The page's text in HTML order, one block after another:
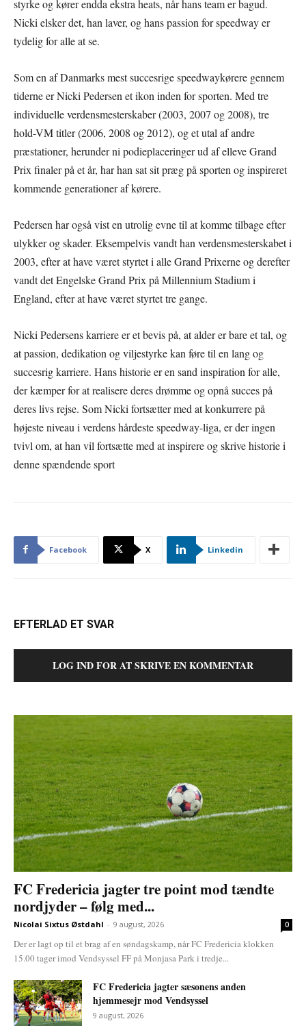
styrke og kører endda ekstra heats, når hans team er bagud.
Nicki elsker det, han laver, og hans passion for speedway er
tydelig for alle at se.
Som en af Danmarks mest succesrige speedwaykørere gennem
tiderne er Nicki Pedersen et ikon inden for sporten. Med tre
individuelle verdensmesterskaber (2003, 2007 og 2008), tre
hold-VM titler (2006, 2008 og 2012), og et utal af andre
præstationer, herunder ni podieplaceringer ud af elleve Grand
Prix finaler på et år, har han sat sit præg på sporten og inspireret
kommende generationer af kørere.
Pedersen har også vist en utrolig evne til at komme tilbage efter
ulykker og skader. Eksempelvis vandt han verdensmesterskabet i
2003, efter at have været styrtet i alle Grand Prixerne og derefter
vandt det Engelske Grand Prix på Millennium Stadium i
England, efter at have været styrtet tre gange.
Nicki Pedersens karriere er et bevis på, at alder er bare et tal, og
at passion, dedikation og viljestyrke kan føre til en lang og
succesrig karriere. Hans historie er en sand inspiration for alle,
der kæmper for at realisere deres drømme og opnå succes på
deres livs rejse. Som Nicki fortsætter med at konkurrere på
højeste niveau i verdens hårdeste speedway-liga, er der ingen
tvivl om, at han vil fortsætte med at inspirere og skrive historie i
denne spændende sport
Facebook X Linkedin
EFTERLAD ET SVAR
LOG IND FOR AT SKRIVE EN KOMMENTAR
FC Fredericia jagter tre point mod tændte
nordjyder – følg med...
Nicolai Sixtus Østdahl - 9 august, 2026 0
Der er lagt op til et brag af en søndagskamp, når FC Fredericia klokken
15.00 tager imod Vendsyssel FF på Monjasa Park i tredje...
FC Fredericia jagter sæsonens anden
hjemmesejr mod Vendsyssel
9 august, 2026